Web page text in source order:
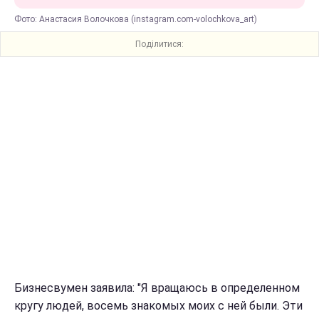
Фото: Анастасия Волочкова (instagram.com-volochkova_art)
Поділитися:
Бизнесвумен заявила: "Я вращаюсь в определенном
кругу людей, восемь знакомых моих с ней были. Эти